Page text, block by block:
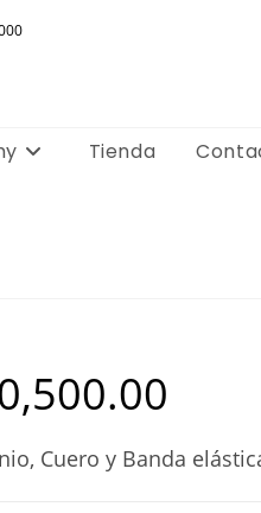
Tienda
₡30,000.00
hasta
Cuero y Banda